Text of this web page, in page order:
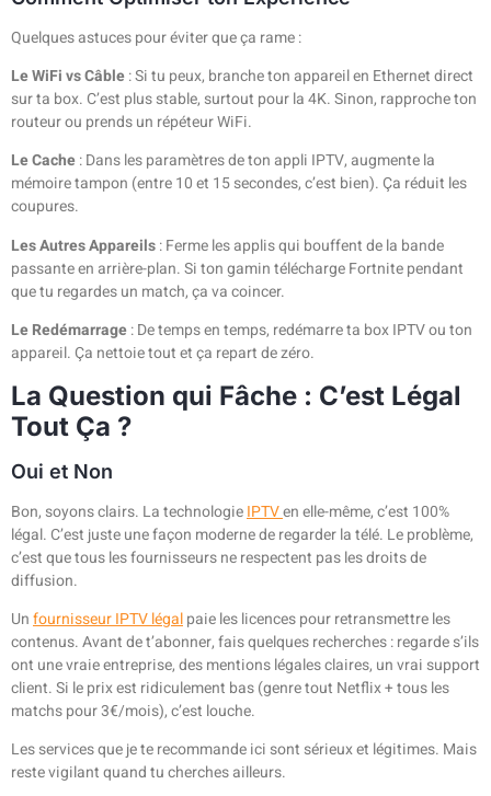
Quelques astuces pour éviter que ça rame :
Le WiFi vs Câble: Si tu peux, branche ton appareil en Ethernet direct
sur ta box. C’est plus stable, surtout pour la 4K. Sinon, rapproche ton
routeur ou prends un répéteur WiFi.
Le Cache: Dans les paramètres de ton appli IPTV, augmente la
mémoire tampon (entre 10 et 15 secondes, c’est bien). Ça réduit les
coupures.
Les Autres Appareils: Ferme les applis qui bouffent de la bande
passante en arrière-plan. Si ton gamin télécharge Fortnite pendant
que tu regardes un match, ça va coincer.
Le Redémarrage: De temps en temps, redémarre ta box IPTV ou ton
appareil. Ça nettoie tout et ça repart de zéro.
La Question qui Fâche : C’est Légal
Tout Ça ?
Oui et Non
Bon, soyons clairs. La technologieIPTVen elle-même, c’est 100%
légal. C’est juste une façon moderne de regarder la télé. Le problème,
c’est que tous les fournisseurs ne respectent pas les droits de
diffusion.
Unfournisseur IPTV légalpaie les licences pour retransmettre les
contenus. Avant de t’abonner, fais quelques recherches : regarde s’ils
ont une vraie entreprise, des mentions légales claires, un vrai support
client. Si le prix est ridiculement bas (genre tout Netflix + tous les
matchs pour 3€/mois), c’est louche.
Les services que je te recommande ici sont sérieux et légitimes. Mais
reste vigilant quand tu cherches ailleurs.